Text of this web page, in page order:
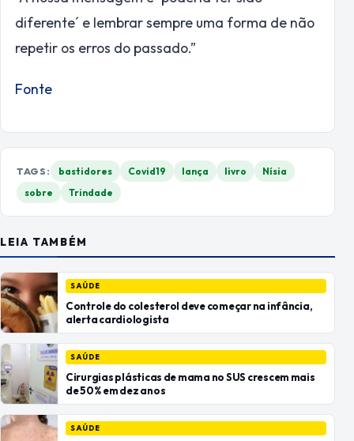
diferente´ e lembrar sempre uma forma de não
repetir os erros do passado.”
Fonte
TAGS: bastidores Covid19 lança livro
Nísia
sobre
Trindade
LEIA TAMBÉM
SAÚDE
Controle do colesterol deve começar na infância,
alerta cardiologista
SAÚDE
Cirurgias plásticas de mama no SUS crescem mais
de 50% em dez anos
SAÚDE